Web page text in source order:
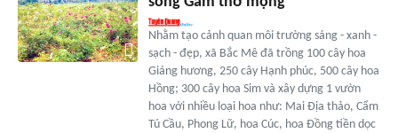
Nhằm tạo cảnh quan môi trường sáng - xanh -
sạch - đẹp, xã Bắc Mê đã trồng 100 cây hoa
Giáng hương, 250 cây Hạnh phúc, 500 cây hoa
Hồng; 300 cây hoa Sim và xây dựng 1 vườn
hoa với nhiều loại hoa như: Mai Địa thảo, Cẩm
Tú Cầu, Phong Lữ, hoa Cúc, hoa Đồng tiền dọc